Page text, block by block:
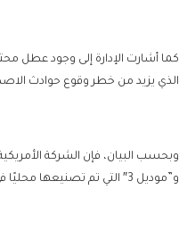
كما أشارت الإدارة إلى وجود عطل
الذي يزيد من خطر وقوع حوادث
و”موديل 3″ التي تم تصنيعها محليًا في الصين، وذلك بهدف حل المشكلة المتعلقة بنظام التوجيه.